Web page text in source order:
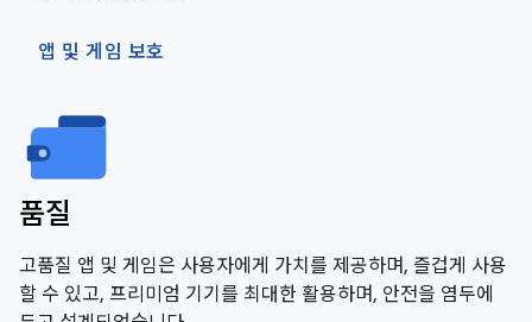
앱 및 게임 보호
품질
고품질 앱 및 게임은 사용자에게 가치를 제공하며, 즐겁게 사용
할 수 있고, 프리미엄 기기를 최대한 활용하며, 안전을 염두에